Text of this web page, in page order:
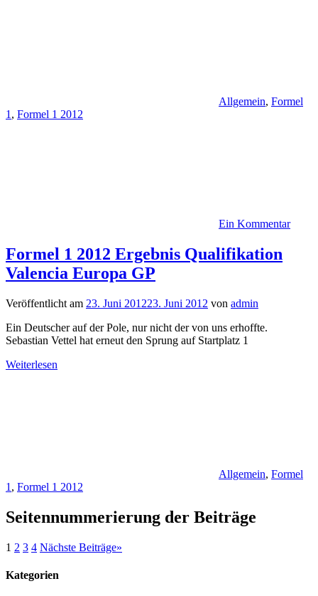
Allgemein, Formel
1 , Formel 1 2012
Ein Kommentar
Formel 1 2012 Ergebnis Qualifikation
Valencia Europa GP
Veröffentlicht am 23. Juni 201223. Juni 2012 von admin
Ein Deutscher auf der Pole, nur nicht der von uns erhoffte.
Sebastian Vettel hat erneut den Sprung auf Startplatz 1
Weiterlesen
Allgemein, Formel
1 , Formel 1 2012
Seitennummerierung der Beiträge
1 2 3 4 Nächste Beiträge»
Kategorien